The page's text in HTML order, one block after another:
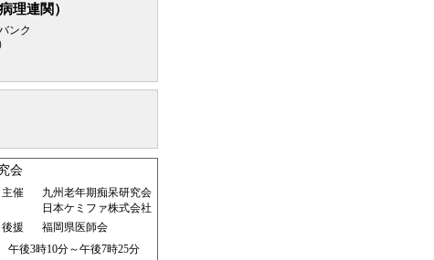
理連関）
ンク
会
主催
九州老年期痴呆研究会
日本ケミファ株式会社
後援
福岡県医師会
午後3時10分～午後7時25分